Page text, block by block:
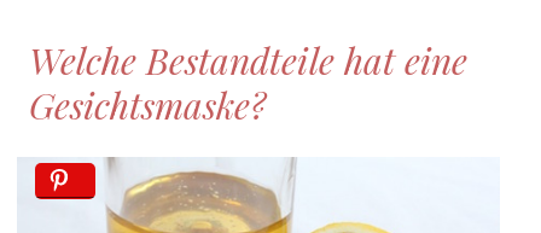
Welche Bestandteile hat eine
Gesichtsmaske?